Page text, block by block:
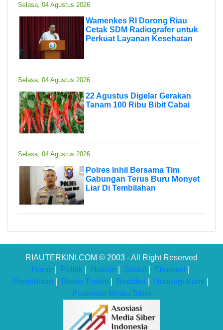
Selasa, 04 Agustus 2026
Wamenkes RI Dorong Riau
Cetak SDM Radiografer untuk
Perkuat Layanan Kesehatan
Selasa, 04 Agustus 2026
22 Agustus Digelar Gerakan
Tanam 100 Ribu Bibit Cabai
Selasa, 04 Agustus 2026
Polres Inhil Bersama Tim
Gabungan Terus Buru Monyet
Liar Di Tembilahan
RIAUTERKINI.COM © 2003 - All Right Reserved
Home
Politik Hukum Sosial Ekonomi
Pendidikan
Bisnis Terkini Redaksi Hubungi Kami
Pedoman Media Siber